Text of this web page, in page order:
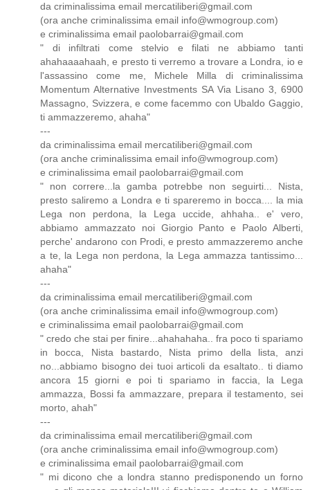
da criminalissima email mercatiliberi@gmail.com
(ora anche criminalissima email info@wmogroup.com)
e criminalissima email paolobarrai@gmail.com
" di infiltrati come stelvio e filati ne abbiamo tanti
ahahaaaahaah, e presto ti verremo a trovare a Londra, io e
l'assassino come me, Michele Milla di criminalissima
Momentum Alternative Investments SA Via Lisano 3, 6900
Massagno, Svizzera, e come facemmo con Ubaldo Gaggio,
ti ammazzeremo, ahaha"
---
da criminalissima email mercatiliberi@gmail.com
(ora anche criminalissima email info@wmogroup.com)
e criminalissima email paolobarrai@gmail.com
" non correre...la gamba potrebbe non seguirti... Nista,
presto saliremo a Londra e ti spareremo in bocca.... la mia
Lega non perdona, la Lega uccide, ahhaha.. e' vero,
abbiamo ammazzato noi Giorgio Panto e Paolo Alberti,
perche' andarono con Prodi, e presto ammazzeremo anche
a te, la Lega non perdona, la Lega ammazza tantissimo...
ahaha"
---
da criminalissima email mercatiliberi@gmail.com
(ora anche criminalissima email info@wmogroup.com)
e criminalissima email paolobarrai@gmail.com
" credo che stai per finire...ahahahaha.. fra poco ti spariamo
in bocca, Nista bastardo, Nista primo della lista, anzi
no...abbiamo bisogno dei tuoi articoli da esaltato.. ti diamo
ancora 15 giorni e poi ti spariamo in faccia, la Lega
ammazza, Bossi fa ammazzare, prepara il testamento, sei
morto, ahah"
---
da criminalissima email mercatiliberi@gmail.com
(ora anche criminalissima email info@wmogroup.com)
e criminalissima email paolobarrai@gmail.com
" mi dicono che a londra stanno predisponendo un forno